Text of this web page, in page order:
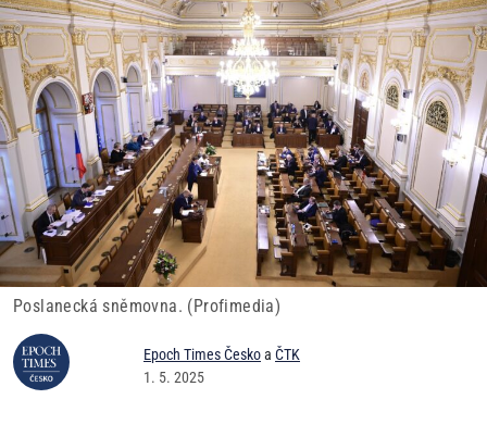
Poslanecká sněmovna. (Profimedia)
Epoch Times Českoa ČTK
1. 5. 2025